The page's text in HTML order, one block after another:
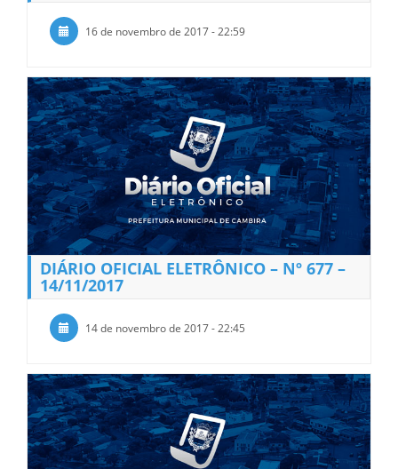
16 de novembro de 2017 - 22:59
DIÁRIO OFICIAL ELETRÔNICO – Nº 677 –
14/11/2017
14 de novembro de 2017 - 22:45